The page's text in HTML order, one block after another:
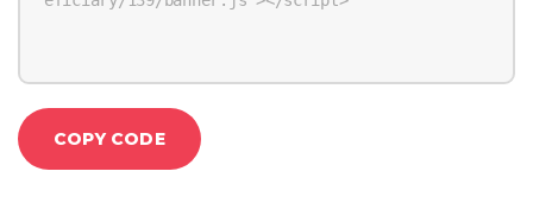
COPY CODE